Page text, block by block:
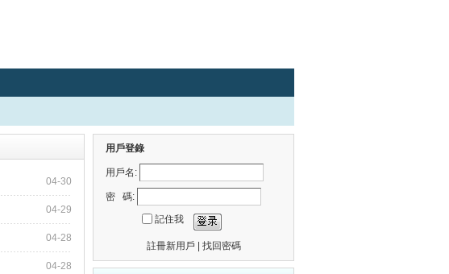
04-30
04-29
04-28
04-28
用戶登錄
用戶名:
密 碼:
記住我
註冊新用戶 找回密碼